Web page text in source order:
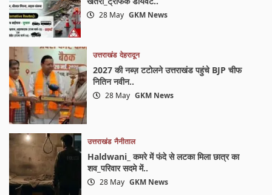
28 May GKM News
उत्तराखंड देहरादून
2027 की नब्ज़ टटोलने उत्तराखंड पहुंचे BJP चीफ
नितिन नवीन..
28 May GKM News
उत्तराखंड नैनीताल
Haldwani_ कमरे में फंदे से लटका मिला छात्र का
शव_परिवार सदमे में..
28 May GKM News